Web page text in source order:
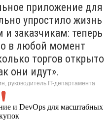
приложение для
упростило жизнь
заказчикам: теперь
в любой момент
торгов открыто
они идут».
руководитель IT-департамента